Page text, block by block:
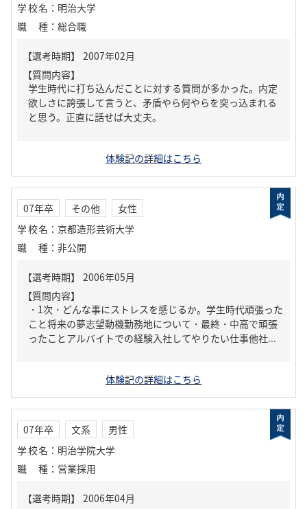
学校名 ： 明治大学
職種 ： 総合職
【質問内容】
学生時代に打ち込んだことに対する質問が多かった。内定
欲しさに誇張して言うと、矛盾やら何やらを突っ込まれる
と思う。正直に話せば大丈夫。
体験記の詳細はこちら
07年卒 その他
女性
学校名 ： 京都造形芸術大学
職種 ： 非公開
【質問内容】
・1次・どんな事にストレスを感じるか。学生時代頑張った
こと将来の夢志望動機勤務地について・最終・中高で頑張
ったことアルバイトでの経験入社してやりたい仕事他社...
体験記の詳細はこちら
07年卒 文系
男性
学校名 ： 明治学院大学
職種 ： 営業採用